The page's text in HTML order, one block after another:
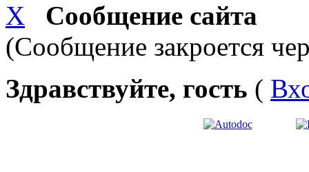
Сообщение сайта
(Сообщение закроется
Здравствуйте, гость (